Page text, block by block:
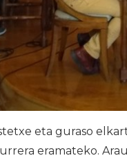
eta guraso
eramateko.